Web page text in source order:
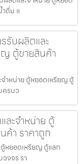
ดื่ม แ
รับผลิตและ
ตู้ขายสินค้า
ำหน่าย ตู้หยอดเหรียญ ตู้
ครบว
ะจำหน่าย ตู้
า ราคาถูก
หยอดเหรียญ ตู้แลก
งจร รา